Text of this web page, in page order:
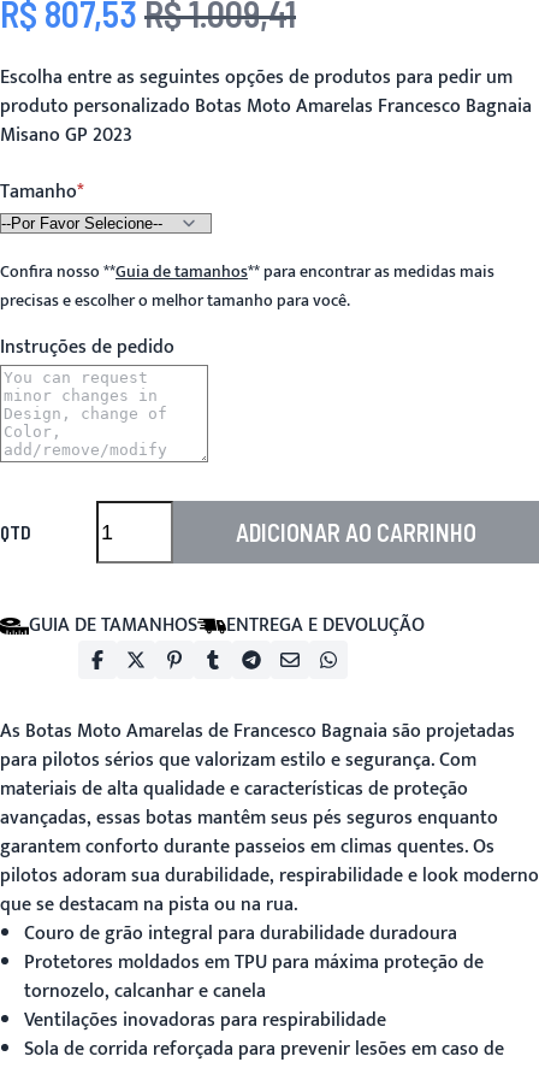
R$ 807,53R$ 1.009,41
Escolha entre as seguintes opções de produtos para pedir um
produto personalizado Botas Moto Amarelas Francesco Bagnaia
Misano GP 2023
Tamanho
Confira nosso**Guia de tamanhos**para encontrar as medidas mais
precisas e escolher o melhor tamanho para você.
Instruções de pedido
QTD ADICIONAR AO CARRINHO
GUIA DE TAMANHOS ENTREGA E DEVOLUÇÃO
As Botas Moto Amarelasde Francesco Bagnaia são projetadas
para pilotos sérios que valorizam estilo e segurança. Com
materiais de alta qualidade e características de proteção
avançadas, essas botas mantêm seus pés seguros enquanto
garantem conforto durante passeios em climas quentes. Os
pilotos adoram sua durabilidade, respirabilidade e look moderno
que se destacam na pista ou na rua.
Couro de grão integral para durabilidade duradoura
Protetores moldados em TPU para máxima proteção de
tornozelo, calcanhar e canela
Ventilações inovadoras para respirabilidade
Sola de corrida reforçada para prevenir lesões em caso de